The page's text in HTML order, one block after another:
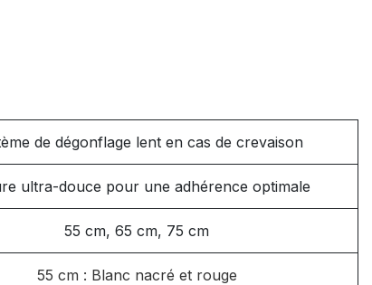
de dégonflage lent en cas de crevaison
ultra-douce pour une adhérence optimale
55 cm, 65 cm, 75 cm
55 cm : Blanc nacré et rouge